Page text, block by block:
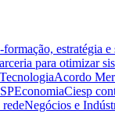
estratégia
para otimizar
Acordo
EconomiaCiesp
Negócios e